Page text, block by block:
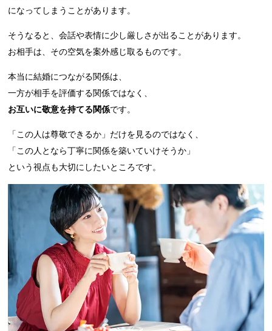
になってしまうことがあります。
そうなると、会話や表情に少し厳しさが出ることがあります。
お相手は、その空気を案外感じ取るものです。
本当に結婚につながる関係は、
一方が相手を評価する関係ではなく、
お互いに敬意を持てる関係です。
「この人は尊敬できるか」だけを見るのではなく、
「この人となら丁寧に関係を築いていけそうか」
という視点も大切にしたいところです。